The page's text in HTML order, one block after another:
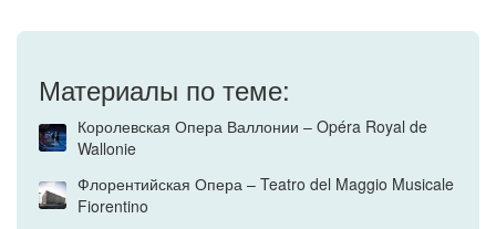
Материалы по теме:
Королевская Опера Валлонии – Opéra Royal de
Wallonie
Флорентийская Опера – Teatro del Maggio Musicale
Fiorentino